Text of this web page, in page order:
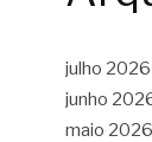
julho 2026
junho
maio 2026